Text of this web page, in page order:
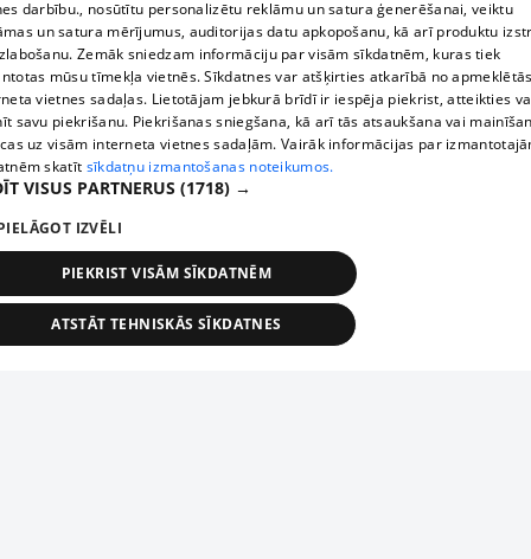
darbību., nosūtītu personalizētu reklāmu un satura ģenerēšanai, veiktu
un satura mērījumus, auditorijas datu apkopošanu, kā arī produktu
Zemāk sniedzam informāciju par visām sīkdatnēm, kuras tiek
mūsu tīmekļa vietnēs. Sīkdatnes var atšķirties atkarībā no
vietnes sadaļas. Lietotājam jebkurā brīdī ir iespēja piekrist, atteikties
savu piekrišanu. Piekrišanas sniegšana, kā arī tās atsaukšana vai
uz visām interneta vietnes sadaļām. Vairāk informācijas par
skatīt sīkdatņu izmantošanas noteikumos.
VISUS PARTNERUS (1718) →
IZVĒLI
PIEKRIST VISĀM SĪKDATNĒM
ATSTĀT TEHNISKĀS SĪKDATNES